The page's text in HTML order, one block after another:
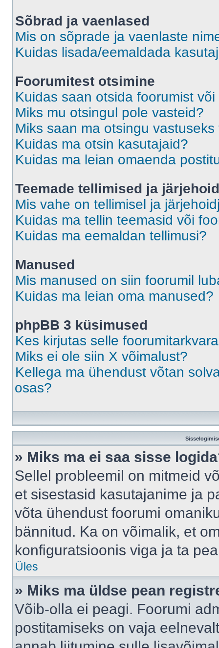
Sõbrad ja vaenlased
Mis on sõprade ja vaenlaste
Kuidas lisada/eemaldada
Foorumitest otsimine
Kuidas saan otsida foorumist
Miks mu otsingul pole vasteid?
Miks saan ma otsingu
Kuidas ma otsin kasutajaid?
Kuidas ma leian omaenda
Teemade tellimised ja
Mis vahe on tellimisel ja
Kuidas ma tellin teemasid või
Kuidas ma eemaldan tellimusi?
Manused
Mis manused on siin foorumil
Kuidas ma leian oma manused?
phpBB 3 küsimused
Kes kirjutas selle
Miks ei ole siin X võimalust?
Kellega ma ühendust võtan
osas?
» Miks ma ei saa sisse
Sellel probleemil on mitmeid
et sisestasid kasutajanime ja
võta ühendust foorumi
bännitud. Ka on võimalik, et
konfiguratsioonis viga ja ta
Üles
» Miks ma üldse pean
Võib-olla ei peagi. Foorumi
postitamiseks on vaja